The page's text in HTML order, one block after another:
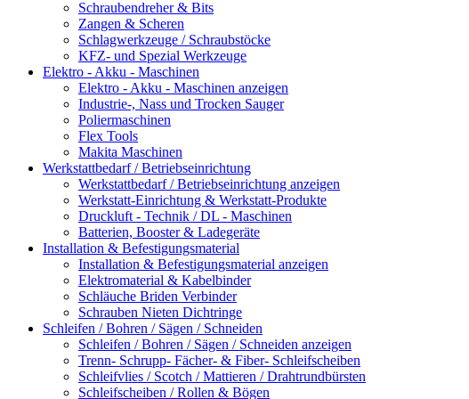
Schraubendreher & Bits
Zangen & Scheren
Schlagwerkzeuge / Schraubstöcke
KFZ- und Spezial Werkzeuge
Elektro - Akku - Maschinen
Elektro - Akku - Maschinen anzeigen
Industrie-, Nass und Trocken Sauger
Poliermaschinen
Flex Tools
Makita Maschinen
Werkstattbedarf / Betriebseinrichtung
Werkstattbedarf / Betriebseinrichtung anzeigen
Werkstatt-Einrichtung & Werkstatt-Produkte
Druckluft - Technik / DL - Maschinen
Batterien, Booster & Ladegeräte
Installation & Befestigungsmaterial
Installation & Befestigungsmaterial anzeigen
Elektromaterial & Kabelbinder
Schläuche Briden Verbinder
Schrauben Nieten Dichtringe
Schleifen / Bohren / Sägen / Schneiden
Schleifen / Bohren / Sägen / Schneiden anzeigen
Trenn- Schrupp- Fächer- & Fiber- Schleifscheiben
Schleifvlies / Scotch / Mattieren / Drahtrundbürsten
Schleifscheiben / Rollen & Bögen